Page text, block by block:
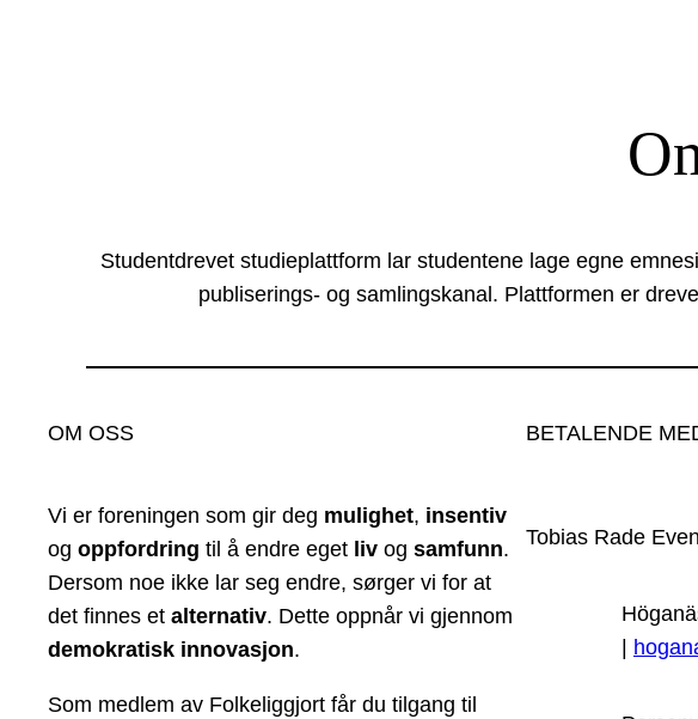
Studentdrevet studieplattform lar studentene lage egne
publiserings- og samlingskanal. Plattformen er
OM OSS
Vi er foreningen som gir deg mulighet, insentiv
og oppfordring til å endre eget liv og samfunn.
Dersom noe ikke lar seg endre, sørger vi for at
det finnes et alternativ. Dette oppnår vi gjennom
demokratisk innovasjon.
Som medlem av Folkeliggjort får du tilgang til
BETALENDE
Tobias Rade
|